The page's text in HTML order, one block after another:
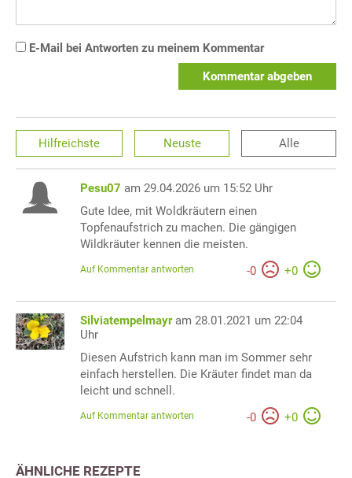
E-Mail bei Antworten zu meinem Kommentar
Kommentar abgeben
Hilfreichste Neuste Alle
Pesu07 am 29.04.2026 um 15:52 Uhr
Gute Idee, mit Woldkräutern einen
Topfenaufstrich zu machen. Die gängigen
Wildkräuter kennen die meisten.
-0 +0
Auf Kommentar antworten
Silviatempelmayr am 28.01.2021 um 22:04
Uhr
Diesen Aufstrich kann man im Sommer sehr
einfach herstellen. Die Kräuter findet man da
leicht und schnell.
-0 +0
Auf Kommentar antworten
ÄHNLICHE REZEPTE